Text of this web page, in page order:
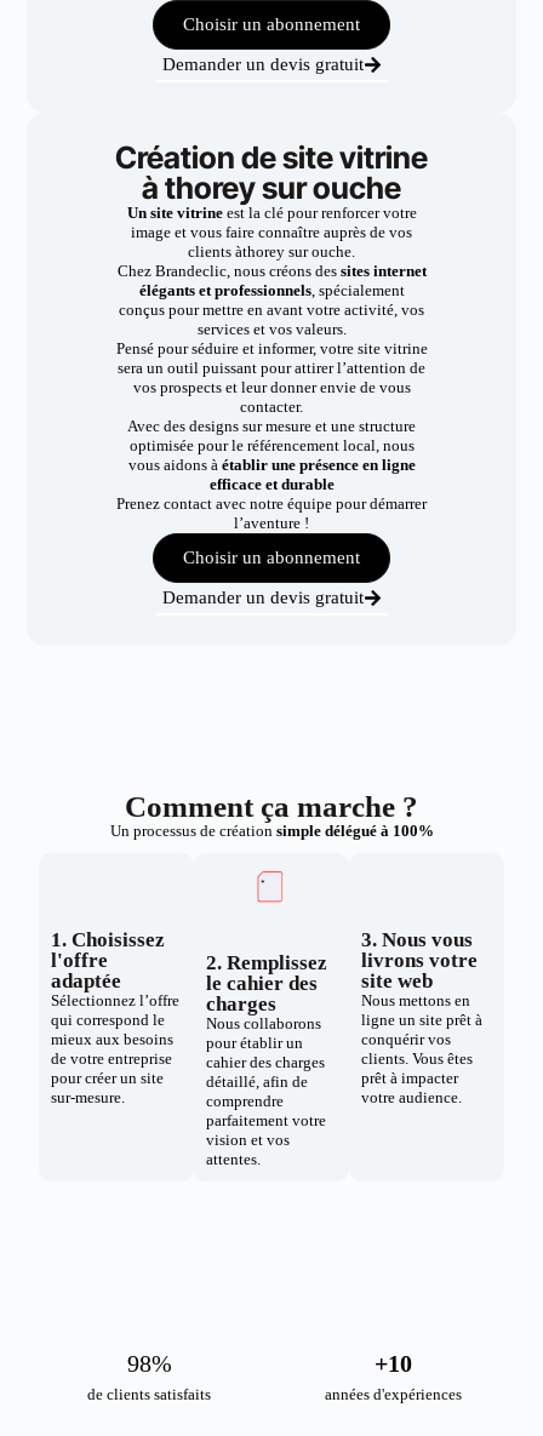
Choisir un abonnement
Demander un devis gratuit
Création de site vitrine
à thorey sur ouche
Un site vitrineest la clé pour renforcer votre
image et vous faire connaître auprès de vos
clients àthorey sur ouche.
Chez Brandeclic, nous créons dessites internet
élégants et professionnels, spécialement
conçus pour mettre en avant votre activité, vos
services et vos valeurs.
Pensé pour séduire et informer, votre site vitrine
sera un outil puissant pour attirer l’attention de
vos prospects et leur donner envie de vous
contacter.
Avec des designs sur mesure et une structure
optimisée pour le référencement local, nous
vous aidons à établir une présence en ligne
efficace et durable
Prenez contact avec notre équipe pour démarrer
l’aventure !
Choisir un abonnement
Demander un devis gratuit
Comment ça marche ?
Un processus de création simple délégué à 100%
1. Choisissez
l'offre
adaptée
Sélectionnez l’offre
qui correspond le
mieux aux besoins
de votre entreprise
pour créer un site
sur-mesure.
2. Remplissez
le cahier des
charges
Nous collaborons
pour établir un
cahier des charges
détaillé, afin de
comprendre
parfaitement votre
vision et vos
attentes.
3. Nous vous
livrons votre
site web
Nous mettons en
ligne un site prêt à
conquérir vos
clients. Vous êtes
prêt à impacter
votre audience.
de clients satisfaits
98%
années d'expériences
+10